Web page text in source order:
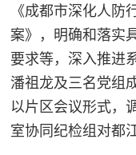
役
军
人
服
《成都市深化人防
案》，明确和落实
要求等，深入推进
潘祖龙及三名党组
以片区会议形式，
室协同纪检组对都